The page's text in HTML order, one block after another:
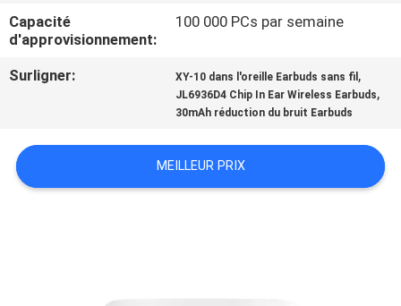
CONTACTEZ-
NOUS
CAS
Capacité
d'approvisionnement:
100 000 PCs par semaine
Surligner: XY-10 dans l'oreille Earbuds sans fil ,
JL6936D4 Chip In Ear Wireless Earbuds,
30mAh réduction du bruit Earbuds
MEILLEUR PRIX